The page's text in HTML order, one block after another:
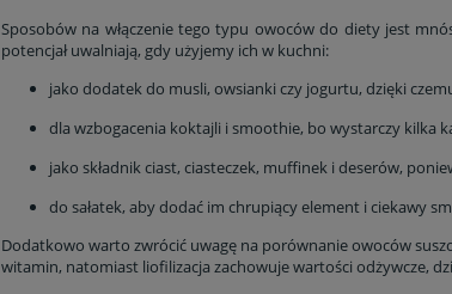
Sposobów na włączenie tego typu owoców do diety jest
potencjał uwalniają, gdy użyjemy ich w kuchni:
jako dodatek do musli, owsianki czy jogurtu, dzięki
dla wzbogacenia koktajli i smoothie, bo wystarczy kilka
jako składnik ciast, ciasteczek, muffinek i deserów,
do sałatek, aby dodać im chrupiący element i ciekawy
Dodatkowo warto zwrócić uwagę na porównanie owoców
witamin, natomiast liofilizacja zachowuje wartości odżywcze,